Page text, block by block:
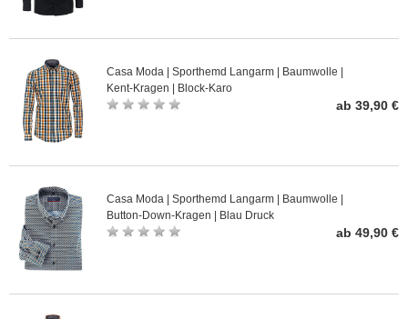
Casa Moda | Sporthemd Langarm | Baumwolle |
Kent-Kragen | Block-Karo
ab 39,90 €
Casa Moda | Sporthemd Langarm | Baumwolle |
Button-Down-Kragen | Blau Druck
ab 49,90 €